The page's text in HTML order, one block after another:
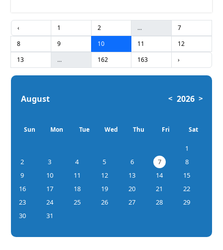
‹ 1 2 ...
7
8
9 10 11
12
13
... 162 163 ›
August < 2026 >
Sun Mon Tue Wed Thu Fri Sat
1
2
3 4 5 6 7
8
9
10 11 12 13 14
15
16
17 18 19 20 21
22
23
24 25 26 27 28
29
30
31